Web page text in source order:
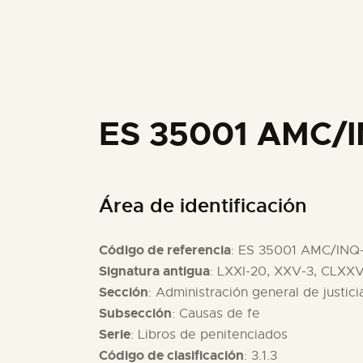
ES 35001 AMC/
Área de identificación
Código de referencia: ES 35001 AMC/
Signatura antigua: LXXI-20, XXV-3,
Sección: Administración general de
Subsección: Causas de fe
Serie: Libros de penitenciados
Código de clasificación: 3.1.3